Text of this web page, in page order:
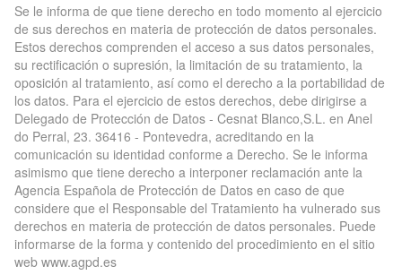
Se le informa de que tiene derecho en todo momento al ejercicio
de sus derechos en materia de protección de datos personales.
Estos derechos comprenden el acceso a sus datos personales,
su rectificación o supresión, la limitación de su tratamiento, la
oposición al tratamiento, así como el derecho a la portabilidad de
los datos. Para el ejercicio de estos derechos, debe dirigirse a
Delegado de Protección de Datos - Cesnat Blanco,S.L. en Anel
do Perral, 23. 36416 - Pontevedra, acreditando en la
comunicación su identidad conforme a Derecho. Se le informa
asimismo que tiene derecho a interponer reclamación ante la
Agencia Española de Protección de Datos en caso de que
considere que el Responsable del Tratamiento ha vulnerado sus
derechos en materia de protección de datos personales. Puede
informarse de la forma y contenido del procedimiento en el sitio
web www.agpd.es